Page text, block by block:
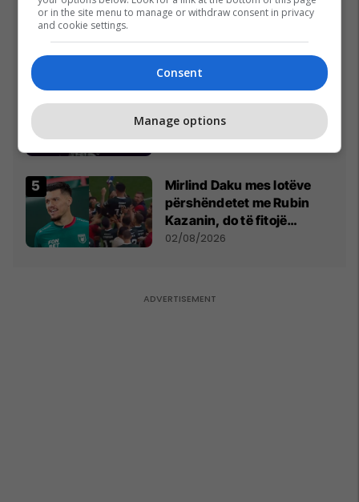
skandal në UFC Beograd:
anti-shqiptare nga
tribunat
01/08/2026
Një pleskavicë e ngrënë
nga Dua Lipa në Prishtinë
në orën 04:28 të mëngjesit
Mirlind Daku mes lotëve
përshëndetet me Rubin
Kazanin, do të fitojë
miliona te Spartak Moska
02/08/2026
or in the site menu to manage or withdraw consent in privacy
and cookie settings.
Consent
Manage options